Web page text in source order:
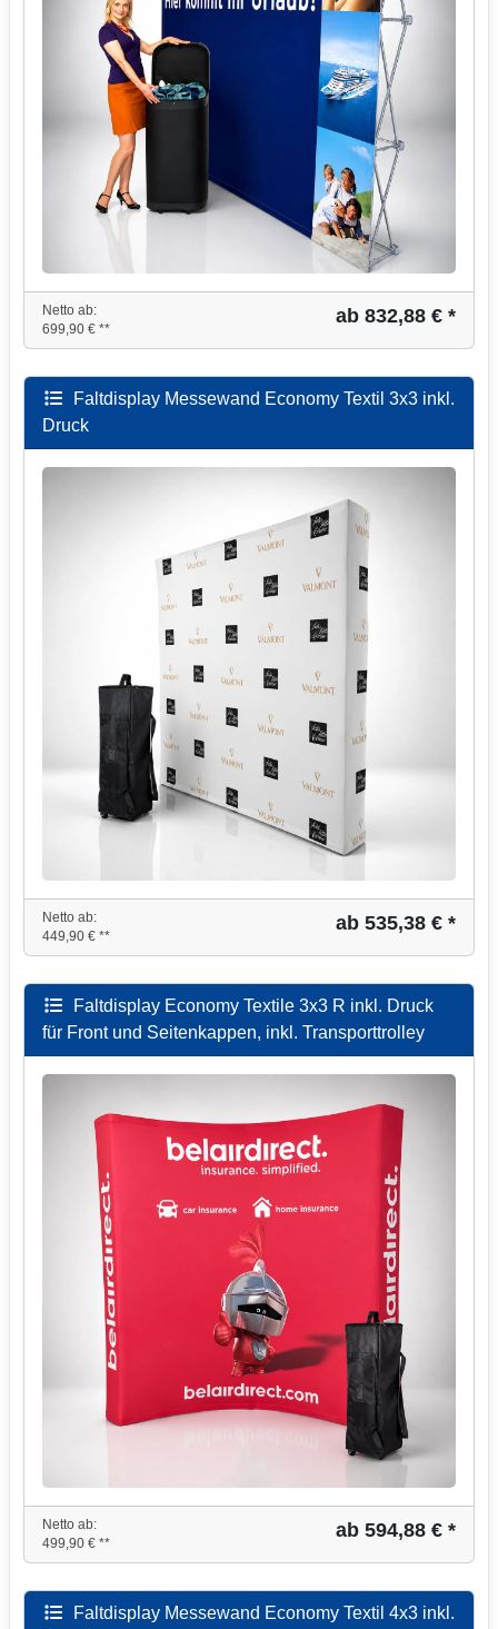
Netto ab:
699,90 € **
ab 832,88 € *
Faltdisplay Messewand Economy Textil 3x3 inkl.
Druck
Netto ab:
449,90 € **
ab 535,38 € *
Faltdisplay Economy Textile 3x3 R inkl. Druck
für Front und Seitenkappen, inkl. Transporttrolley
Netto ab:
499,90 € **
ab 594,88 € *
Faltdisplay Messewand Economy Textil 4x3 inkl.